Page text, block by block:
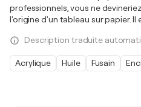
professionnels, vous ne
l'origine d'un tableau sur papier. Il
Description traduite
Acrylique Huile Fusain